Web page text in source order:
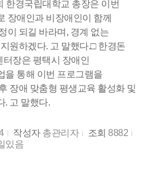
한경국립대학교 총장은 이번
장애인과 비장애인이 함께
이 되길 바라며, 경계 없는
원하겠다. 고 말했다.□ 한경돈
장은 평택시 장애인
을 통해 이번 프로그램을
장애 맞춤형 평생교육 활성화 및
. 고 말했다.
작성자 총관리자 조회 8882
있음